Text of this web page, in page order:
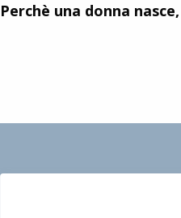
Perchè una donna